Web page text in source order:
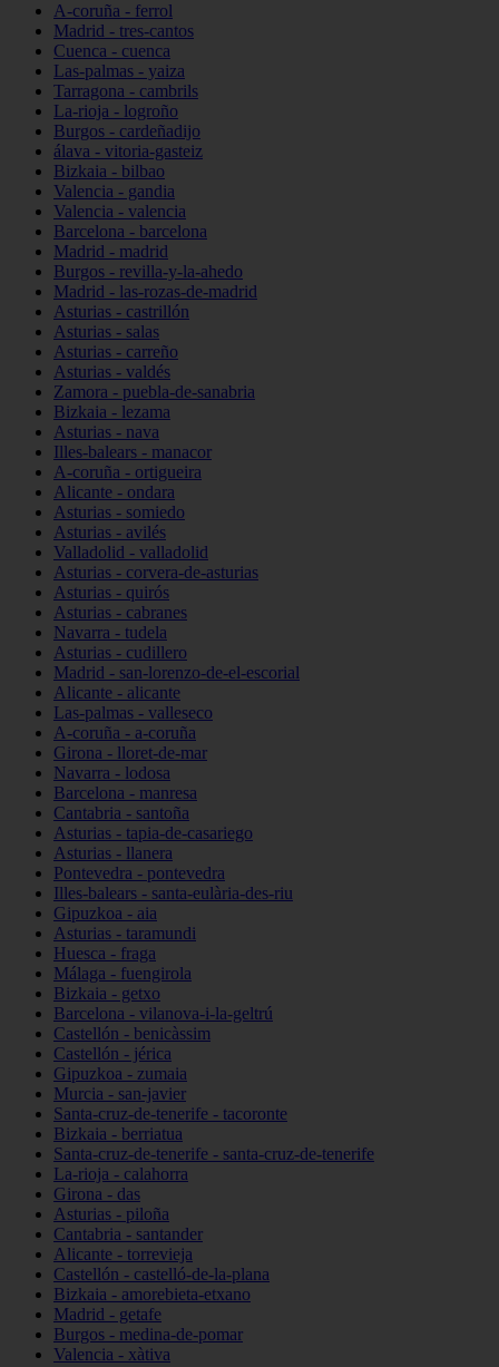
A-coruña - ferrol
Madrid - tres-cantos
Cuenca - cuenca
Las-palmas - yaiza
Tarragona - cambrils
La-rioja - logroño
Burgos - cardeñadijo
álava - vitoria-gasteiz
Bizkaia - bilbao
Valencia - gandia
Valencia - valencia
Barcelona - barcelona
Madrid - madrid
Burgos - revilla-y-la-ahedo
Madrid - las-rozas-de-madrid
Asturias - castrillón
Asturias - salas
Asturias - carreño
Asturias - valdés
Zamora - puebla-de-sanabria
Bizkaia - lezama
Asturias - nava
Illes-balears - manacor
A-coruña - ortigueira
Alicante - ondara
Asturias - somiedo
Asturias - avilés
Valladolid - valladolid
Asturias - corvera-de-asturias
Asturias - quirós
Asturias - cabranes
Navarra - tudela
Asturias - cudillero
Madrid - san-lorenzo-de-el-escorial
Alicante - alicante
Las-palmas - valleseco
A-coruña - a-coruña
Girona - lloret-de-mar
Navarra - lodosa
Barcelona - manresa
Cantabria - santoña
Asturias - tapia-de-casariego
Asturias - llanera
Pontevedra - pontevedra
Illes-balears - santa-eulària-des-riu
Gipuzkoa - aia
Asturias - taramundi
Huesca - fraga
Málaga - fuengirola
Bizkaia - getxo
Barcelona - vilanova-i-la-geltrú
Castellón - benicàssim
Castellón - jérica
Gipuzkoa - zumaia
Murcia - san-javier
Santa-cruz-de-tenerife - tacoronte
Bizkaia - berriatua
Santa-cruz-de-tenerife - santa-cruz-de-tenerife
La-rioja - calahorra
Girona - das
Asturias - piloña
Cantabria - santander
Alicante - torrevieja
Castellón - castelló-de-la-plana
Bizkaia - amorebieta-etxano
Madrid - getafe
Burgos - medina-de-pomar
Valencia - xàtiva